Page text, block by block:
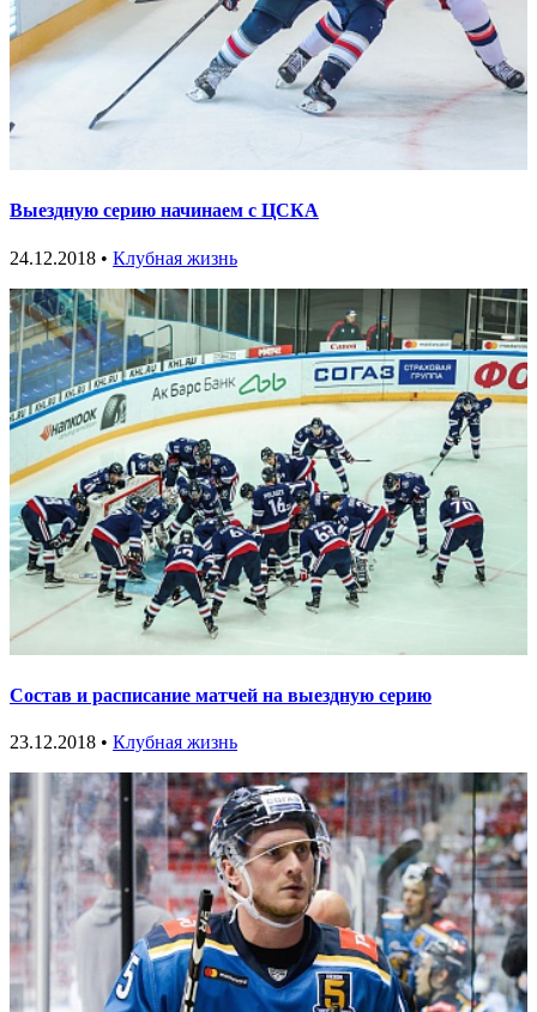
Выездную серию начинаем с ЦСКА
24.12.2018 • Клубная жизнь
Состав и расписание матчей на выездную серию
23.12.2018 • Клубная жизнь